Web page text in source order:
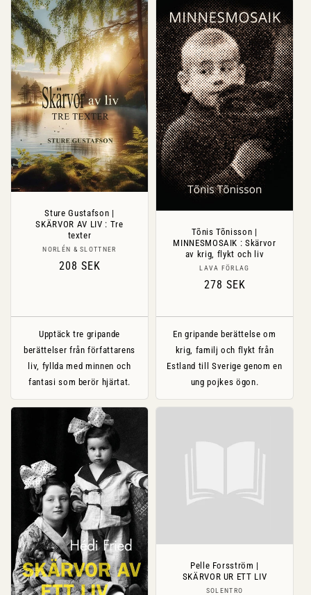
Sture Gustafson |
SKÄRVOR AV LIV : Tre
texter
Säljare:
NORLÉN & SLOTTNER
Ordinarie
208 SEK
Upptäck tre gripande
berättelser från författarens
liv, fyllda med minnen och
fantasi som berör hjärtat.
Tõnis Tõnisson |
MINNESMOSAIK : Skärvor
av krig, flykt och liv
Säljare:
LAVA FÖRLAG
Ordinarie
278 SEK
En gripande berättelse om
krig, familj och flykt från
Estland till Sverige genom en
ung pojkes ögon.
Pelle Forsström |
SKÄRVOR UR ETT LIV
Säljare:
SOLENTRO